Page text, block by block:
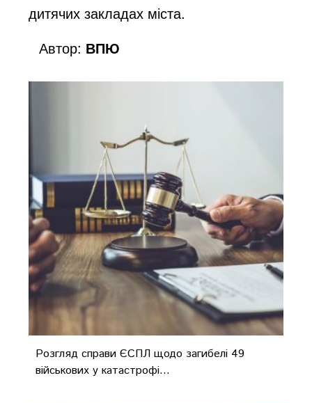
дитячих закладах міста.
Автор: ВПЮ
Розгляд справи ЄСПЛ щодо загибелі 49
військових у катастрофі...